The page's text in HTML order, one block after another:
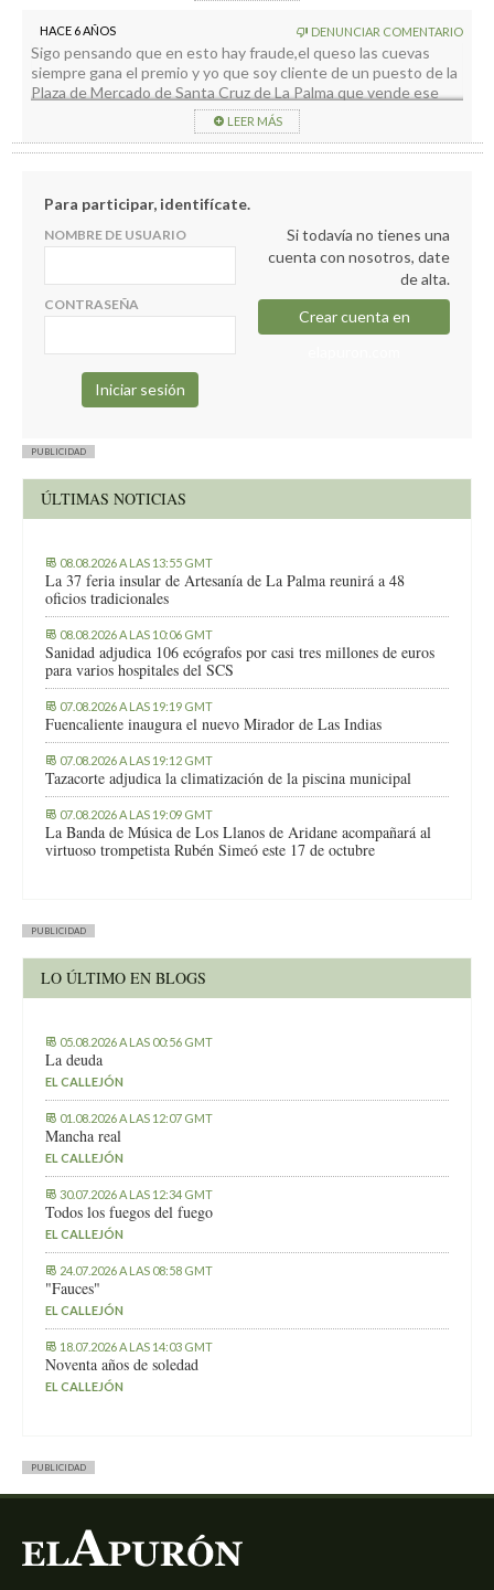
necesidad.
HACE 6 AÑOS DENUNCIAR COMENTARIO
Sigo pensando que en esto hay fraude,el queso las cuevas
siempre gana el premio y yo que soy cliente de un puesto de la
Plaza de Mercado de Santa Cruz de La Palma que vende ese
queso, y a veces lo llevo y no veo diferencia con otros que
compro en el mismo establecimiento es más algunos son muy
superiores.
LEER MÁS
Para participar, identifícate.
NOMBRE DE USUARIO
CONTRASEÑA
Si todavía no tienes una
cuenta con nosotros, date
de alta.
Crear cuenta en
PUBLICIDAD
ÚLTIMAS NOTICIAS
08.08.2026 A LAS 13:55 GMT
La 37 feria insular de Artesanía de La Palma reunirá a 48
oficios tradicionales
08.08.2026 A LAS 10:06 GMT
Sanidad adjudica 106 ecógrafos por casi tres millones de euros
para varios hospitales del SCS
07.08.2026 A LAS 19:19 GMT
Fuencaliente inaugura el nuevo Mirador de Las Indias
07.08.2026 A LAS 19:12 GMT
Tazacorte adjudica la climatización de la piscina municipal
07.08.2026 A LAS 19:09 GMT
La Banda de Música de Los Llanos de Aridane acompañará al
virtuoso trompetista Rubén Simeó este 17 de octubre
PUBLICIDAD
LO ÚLTIMO EN BLOGS
05.08.2026 A LAS 00:56 GMT
La deuda
EL CALLEJÓN
01.08.2026 A LAS 12:07 GMT
Mancha real
EL CALLEJÓN
30.07.2026 A LAS 12:34 GMT
Todos los fuegos del fuego
EL CALLEJÓN
24.07.2026 A LAS 08:58 GMT
"Fauces"
EL CALLEJÓN
18.07.2026 A LAS 14:03 GMT
Noventa años de soledad
EL CALLEJÓN
PUBLICIDAD